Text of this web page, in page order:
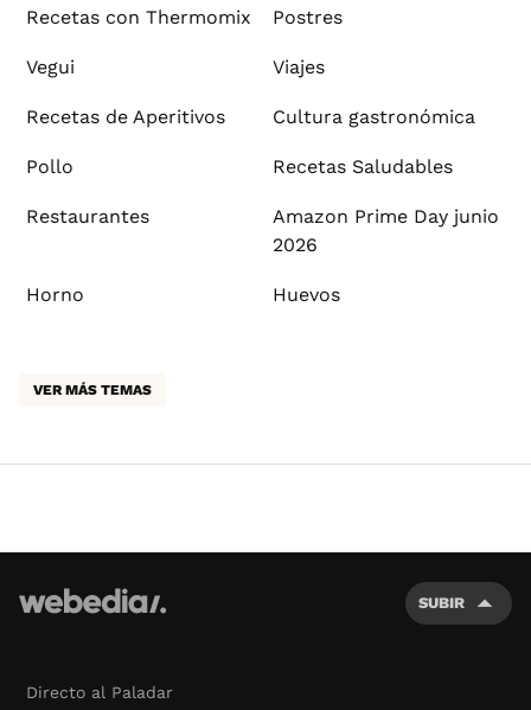
Recetas con Thermomix Postres
Vegui Viajes
Recetas de Aperitivos Cultura gastronómica
Pollo Recetas Saludables
Restaurantes
Amazon Prime Day junio
2026
Horno Huevos
VER MÁS TEMAS
SUBIR
Directo al Paladar